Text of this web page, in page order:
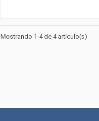
Mostrando 1-4 de 4 artículo(s)